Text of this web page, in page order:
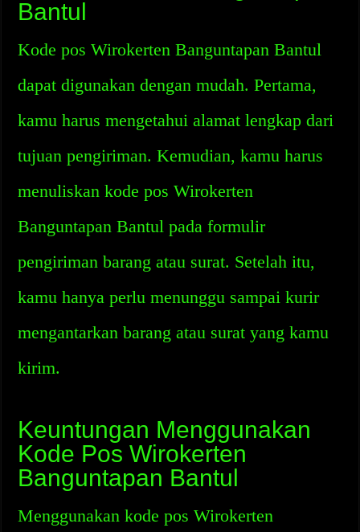
Bantul
Kode pos Wirokerten Banguntapan Bantul
dapat digunakan dengan mudah. Pertama,
kamu harus mengetahui alamat lengkap dari
tujuan pengiriman. Kemudian, kamu harus
menuliskan kode pos Wirokerten
Banguntapan Bantul pada formulir
pengiriman barang atau surat. Setelah itu,
kamu hanya perlu menunggu sampai kurir
mengantarkan barang atau surat yang kamu
kirim.
Keuntungan Menggunakan
Kode Pos Wirokerten
Banguntapan Bantul
Menggunakan kode pos Wirokerten